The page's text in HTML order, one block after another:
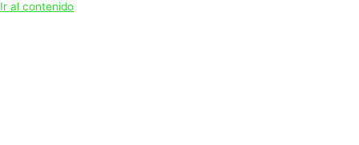
Ir al contenido